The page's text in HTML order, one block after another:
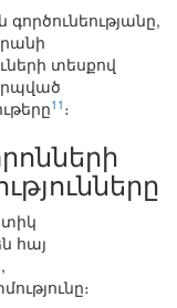
տեսքով
11 ։
հայ